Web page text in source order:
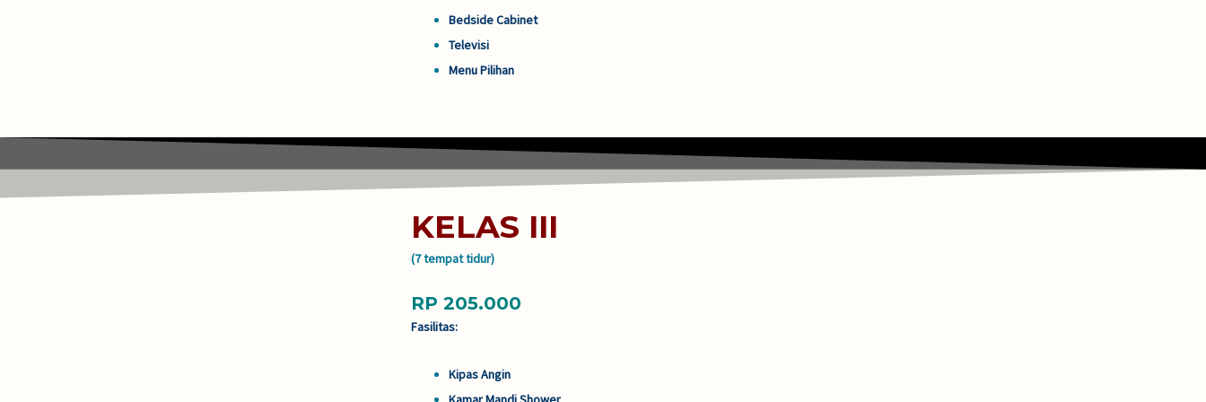
Bedside Cabinet
Televisi
Menu Pilihan
KELAS III
(7 tempat tidur)
RP 205.000
Fasilitas:
Kipas Angin